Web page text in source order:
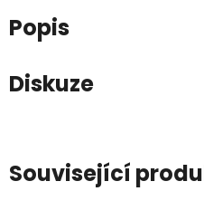
Popis
Diskuze
Související